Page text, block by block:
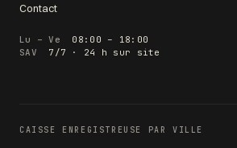
Contact
Lu – Ve 08:00 – 18:00
SAV 7/7 · 24 h sur site
CAISSE ENREGISTREUSE PAR VILLE